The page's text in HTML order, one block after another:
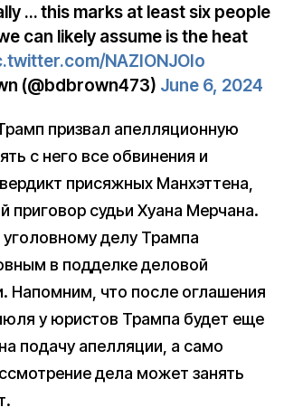
… this marks at least six people
can likely assume is the heat
NAZIONJOIo
(@bdbrown473) June 6, 2024
призвал апелляционную
с него все обвинения и
присяжных Манхэттена,
приговор судьи Хуана Мерчана.
делу Трампа
в подделке деловой
Напомним, что после оглашения
у юристов Трампа будет еще
подачу апелляции, а само
дела может занять